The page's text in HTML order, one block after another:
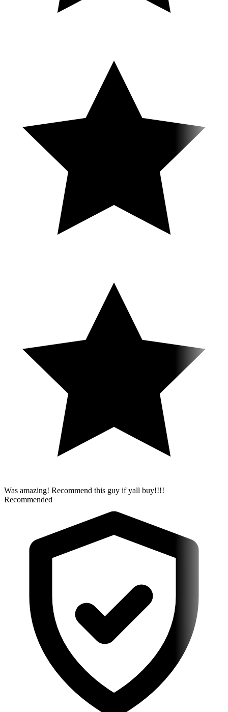
Was amazing! Recommend this guy if yall buy!!!!
Recommended